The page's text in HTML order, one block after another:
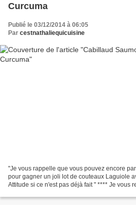
Curcuma
Publié le 03/12/2014 à 06:05
Par cestnathaliequicuisine
"Je vous rappelle que vous pouvez encore
pour gagner un joli lot de couteaux Laguiole
Attitude si ce n'est pas déjà fait " **** Je vous